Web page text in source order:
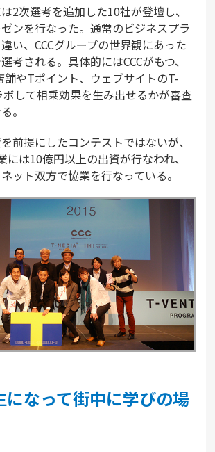
2次選考を追加した10社が登壇し、
ンを行なった。通常のビジネスプラ
い、CCCグループの世界観にあった
考される。具体的にはCCCがもつ、
舗やTポイント、ウェブサイトのT-
して相乗効果を生み出せるかが審査
。
前提にしたコンテストではないが、
には10億円以上の出資が行なわれ、
ット双方で協業を行なっている。
になって街中に学びの場